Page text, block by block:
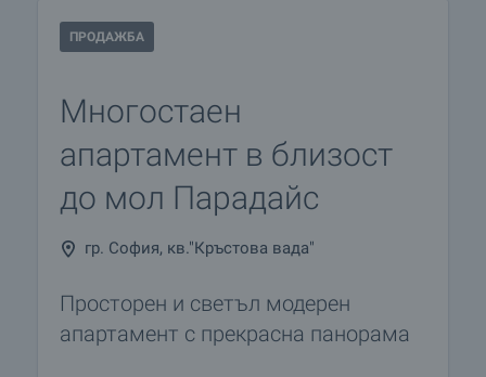
ПРОДАЖБА
Многостаен
апартамент в близост
до мол Парадайс
гр. София, кв."Кръстова вада"
Просторен и светъл модерен
апартамент с прекрасна панорама